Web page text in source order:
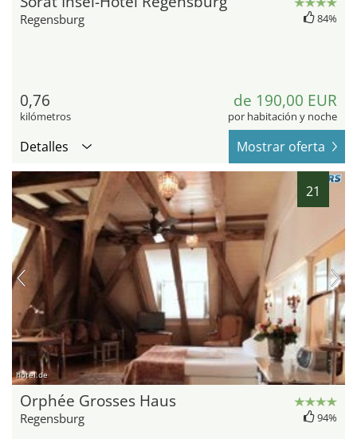
Regensburg 84%
0,76
kilómetros
de 190,00 EUR
por habitación y noche
Detalles Mostrar oferta
21
hotel.de
Orphée Grosses Haus
Regensburg 94%